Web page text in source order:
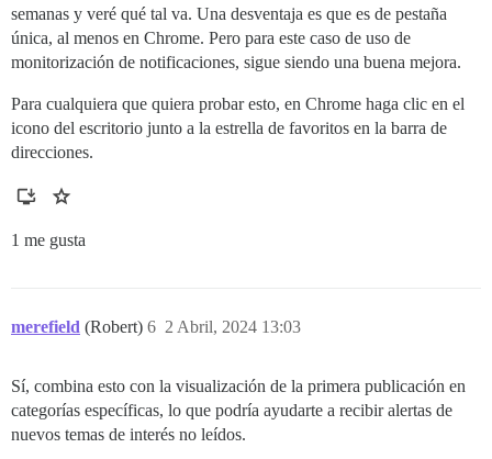
semanas y veré qué tal va. Una desventaja es que es de pestaña
única, al menos en Chrome. Pero para este caso de uso de
monitorización de notificaciones, sigue siendo una buena mejora.
Para cualquiera que quiera probar esto, en Chrome haga clic en el
icono del escritorio junto a la estrella de favoritos en la barra de
direcciones.
1 me gusta
merefield (Robert) 2 Abril, 2024 13:03
6
Sí, combina esto con la visualización de la primera publicación en
categorías específicas, lo que podría ayudarte a recibir alertas de
nuevos temas de interés no leídos.